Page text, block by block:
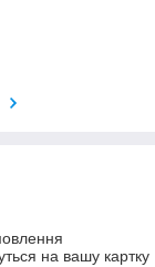
на вашу картку